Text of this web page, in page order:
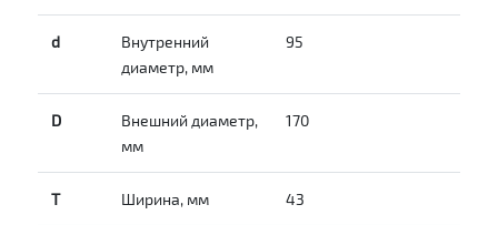
d
Внутренний
диаметр, мм
95
D
Внешний диаметр,
мм
170
T Ширина, мм 43